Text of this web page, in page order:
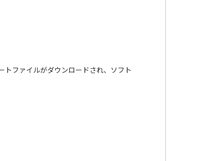
ファイルがダウンロードされ、ソフト